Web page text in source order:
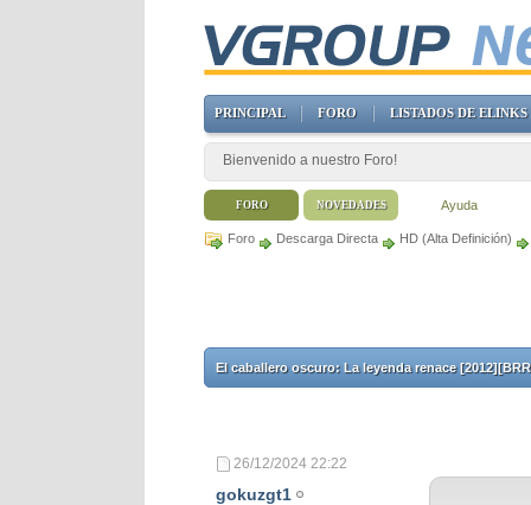
Foro Descarga Directa HD (Alta Definición)
El caballero oscuro: La leyenda renace
26/12/2024 22:22
gokuzgt1
PRINCIPAL FORO LISTADOS DE ELINKS
Bienvenido a nuestro Foro!
FORO Ayuda
NOVEDADES